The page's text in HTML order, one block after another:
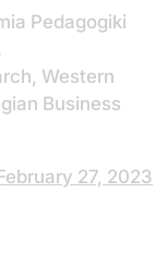
Pedagogiki
Western
Business
27, 2023